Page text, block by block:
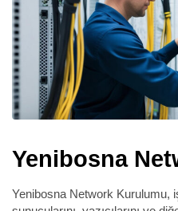
Yenibosna
Yenibosna Network Kurulumu,